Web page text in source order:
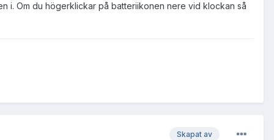
i. Om du högerklickar på batteriikonen nere vid klockan så
Skapat av